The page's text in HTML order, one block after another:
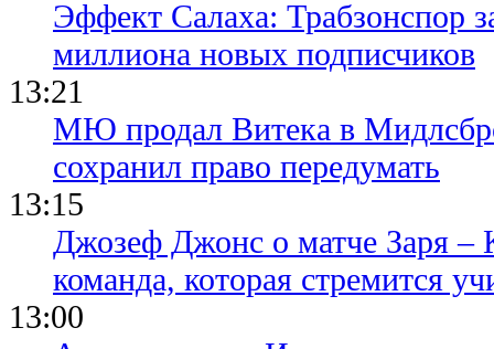
Эффект Салаха: Трабзонспор
миллиона новых подписчиков
13:21
МЮ продал Витека в
сохранил право передумать
13:15
Джозеф Джонс о матче Заря
команда, которая стремится
13:00